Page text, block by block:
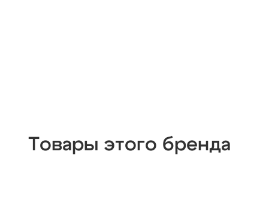
Товары этого бренда